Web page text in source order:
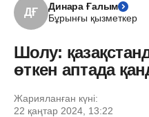
ДҒ
Динара Ғалым
Бұрынғы қызметкер
Шолу:
өткен аптада
Жарияланған күні:
22 қаңтар 2024, 13:22